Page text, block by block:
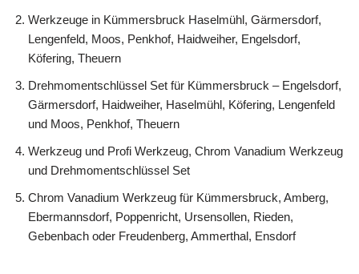
Werkzeuge in Kümmersbruck Haselmühl, Gärmersdorf,
Lengenfeld, Moos, Penkhof, Haidweiher, Engelsdorf,
Köfering, Theuern
Drehmomentschlüssel Set für Kümmersbruck – Engelsdorf,
Gärmersdorf, Haidweiher, Haselmühl, Köfering, Lengenfeld
und Moos, Penkhof, Theuern
Werkzeug und Profi Werkzeug, Chrom Vanadium Werkzeug
und Drehmomentschlüssel Set
Chrom Vanadium Werkzeug für Kümmersbruck, Amberg,
Ebermannsdorf, Poppenricht, Ursensollen, Rieden,
Gebenbach oder Freudenberg, Ammerthal, Ensdorf